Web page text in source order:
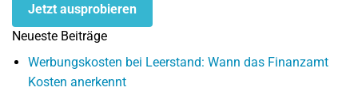
Jetzt ausprobieren
Neueste Beiträge
Werbungskosten bei Leerstand: Wann das Finanzamt
Kosten anerkennt